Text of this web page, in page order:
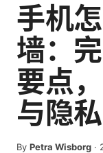
手机
墙：
要点
与隐
By Petra Wisborg ·